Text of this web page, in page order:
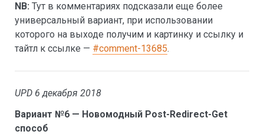
NB: Тут в комментариях подсказали еще более
универсальный вариант, при использовании
которого на выходе получим и картинку и ссылку и
тайтл к ссылке — #comment-13685.
UPD 6 декабря 2018
Вариант №6 — Новомодный Post-Redirect-Get
способ